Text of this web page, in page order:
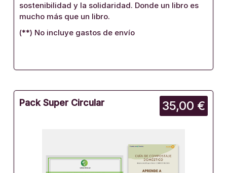
sostenibilidad y la solidaridad. Donde un libro es
mucho más que un libro.
(**) No incluye gastos de envío
35,00 €
Pack Super Circular